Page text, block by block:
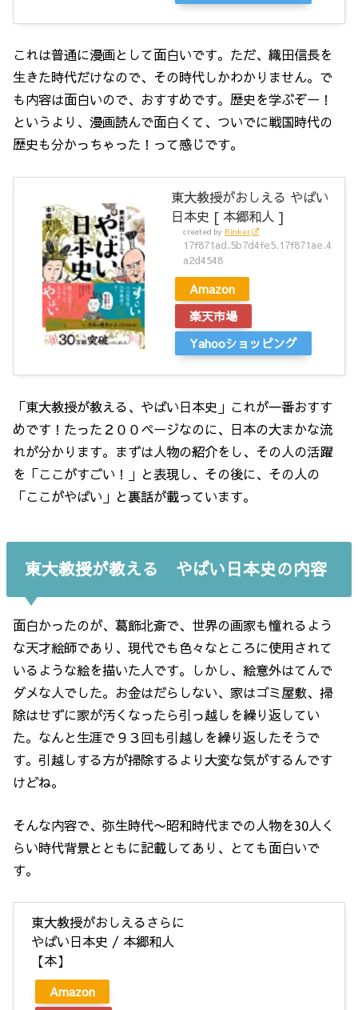
これは普通に漫画として面白いです。ただ、織田信長を
生きた時代だけなので、その時代しかわかりません。で
も内容は面白いので、おすすめです。歴史を学ぶぞー！
というより、漫画読んで面白くて、ついでに戦国時代の
歴史も分かっちゃった！って感じです。
東大教授がおしえる やばい
日本史 [ 本郷和人 ]
created by Rinker
17f871ad.5b7d4fe5.17f871ae.4
a2d4548
Amazon
楽天市場
Yahooショッピング
「東大教授が教える、やばい日本史」これが一番おすす
めです！たった２００ページなのに、日本の大まかな流
れが分かります。まずは人物の紹介をし、その人の活躍
を「ここがすごい！」と表現し、その後に、その人の
「ここがやばい」と裏話が載っています。
東大教授が教える やばい日本史の内容
面白かったのが、葛飾北斎で、世界の画家も憧れるよう
な天才絵師であり、現代でも色々なところに使用されて
いるような絵を描いた人です。しかし、絵意外はてんで
ダメな人でした。お金はだらしない、家はゴミ屋敷、掃
除はせずに家が汚くなったら引っ越しを繰り返してい
た。なんと生涯で９３回も引越しを繰り返したそうで
す。引越しする方が掃除するより大変な気がするんです
けどね。
そんな内容で、弥生時代〜昭和時代までの人物を30人く
らい時代背景とともに記載してあり、とても面白いで
す。
東大教授がおしえるさらに
やばい日本史 / 本郷和人
【本】
Amazon